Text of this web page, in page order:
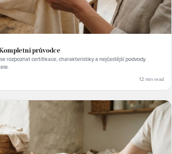
průvodce
rozpoznat certifikace, charakteristiky a nejčastější podvody.
12 min read